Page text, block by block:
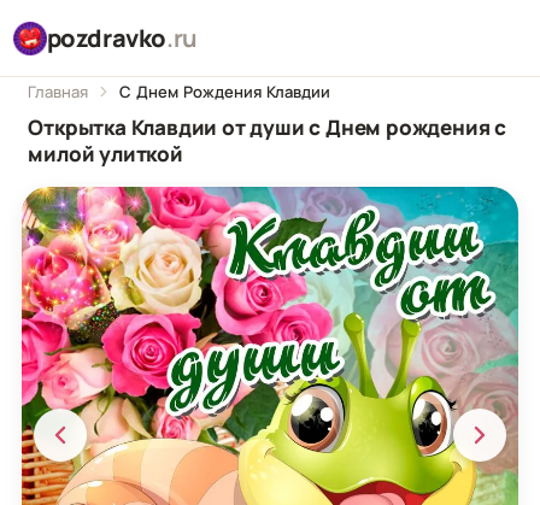
pozdravko.ru
Главная С Днем Рождения Клавдии
Открытка Клавдии от души с Днем рождения с
милой улиткой